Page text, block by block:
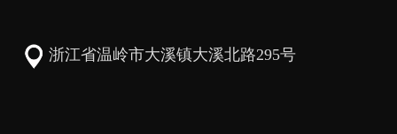
浙江省温岭市大溪镇大溪北路295号